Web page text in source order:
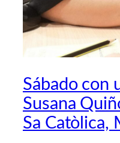
Sábado con
Susana
Sa Catòlica,